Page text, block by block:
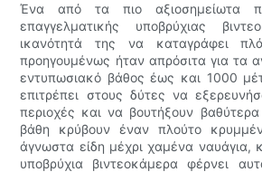
Ένα από τα πιο αξιοσημείωτα
επαγγελματικής υποβρύχιας
ικανότητά της να καταγράφει
προηγουμένως ήταν απρόσιτα για τα
εντυπωσιακό βάθος έως και 1000
επιτρέπει στους δύτες να
περιοχές και να βουτήξουν
βάθη κρύβουν έναν πλούτο
άγνωστα είδη μέχρι χαμένα ναυάγια,
υποβρύχια βιντεοκάμερα φέρνει